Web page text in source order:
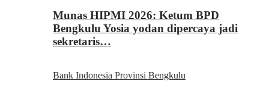
Munas HIPMI 2026: Ketum BPD
Bengkulu Yosia yodan dipercaya jadi
sekretaris…
Bank Indonesia Provinsi Bengkulu